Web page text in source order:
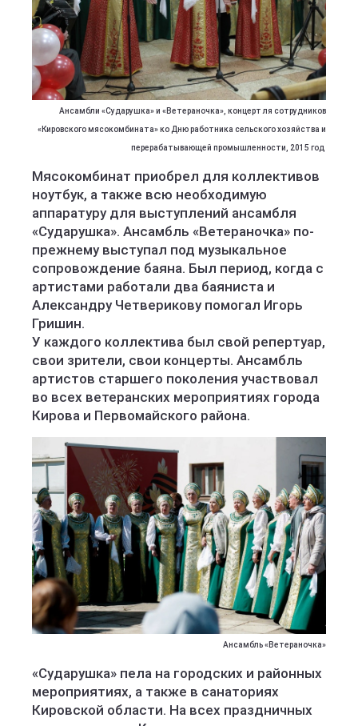
Ансамбли «Сударушка» и «Ветераночка», концерт ля сотрудников
«Кировского мясокомбината» ко Дню работника сельского хозяйства и
перерабатывающей промышленности, 2015 год
Мясокомбинат приобрел для коллективов
ноутбук, а также всю необходимую
аппаратуру для выступлений ансамбля
«Сударушка». Ансамбль «Ветераночка» по-
прежнему выступал под музыкальное
сопровождение баяна. Был период, когда с
артистами работали два баяниста и
Александру Четверикову помогал Игорь
Гришин.
У каждого коллектива был свой репертуар,
свои зрители, свои концерты. Ансамбль
артистов старшего поколения участвовал
во всех ветеранских мероприятиях города
Кирова и Первомайского района.
Ансамбль «Ветераночка»
«Сударушка» пела на городских и районных
мероприятиях, а также в санаториях
Кировской области. На всех праздничных